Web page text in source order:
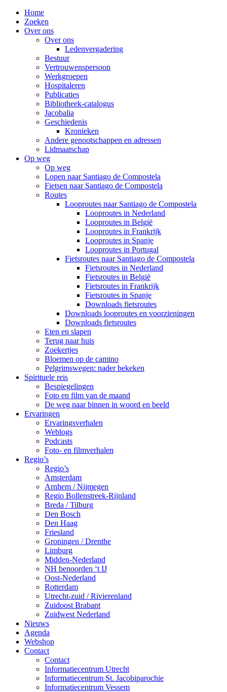
Home
Zoeken
Over ons
Over ons
Ledenvergadering
Bestuur
Vertrouwenspersoon
Werkgroepen
Hospitaleren
Publicaties
Bibliotheek-catalogus
Jacobalia
Geschiedenis
Kronieken
Andere genootschappen en adressen
Lidmaatschap
Op weg
Op weg
Lopen naar Santiago de Compostela
Fietsen naar Santiago de Compostela
Routes
Looproutes naar Santiago de Compostela
Looproutes in Nederland
Looproutes in België
Looproutes in Frankrijk
Looproutes in Spanje
Looproutes in Portugal
Fietsroutes naar Santiago de Compostela
Fietsroutes in Nederland
Fietsroutes in België
Fietsroutes in Frankrijk
Fietsroutes in Spanje
Downloads fietsroutes
Downloads looproutes en voorzieningen
Downloads fietsroutes
Eten en slapen
Terug naar huis
Zoekertjes
Bloemen op de camino
Pelgrimswegen: nader bekeken
Spirituele reis
Bespiegelingen
Foto en film van de maand
De weg naar binnen in woord en beeld
Ervaringen
Ervaringsverhalen
Weblogs
Podcasts
Foto- en filmverhalen
Regio’s
Regio’s
Amsterdam
Arnhem / Nijmegen
Regio Bollenstreek-Rijnland
Breda / Tilburg
Den Bosch
Den Haag
Friesland
Groningen / Drenthe
Limburg
Midden-Nederland
NH benoorden ‘t IJ
Oost-Nederland
Rotterdam
Utrecht-zuid / Rivierenland
Zuidoost Brabant
Zuidwest Nederland
Nieuws
Agenda
Webshop
Contact
Contact
Informatiecentrum Utrecht
Informatiecentrum St. Jacobiparochie
Informatiecentrum Vessem